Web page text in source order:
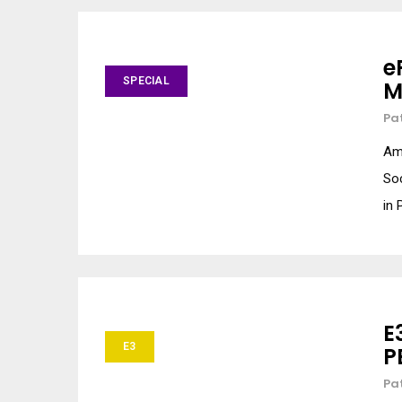
SPECIAL
in
E3